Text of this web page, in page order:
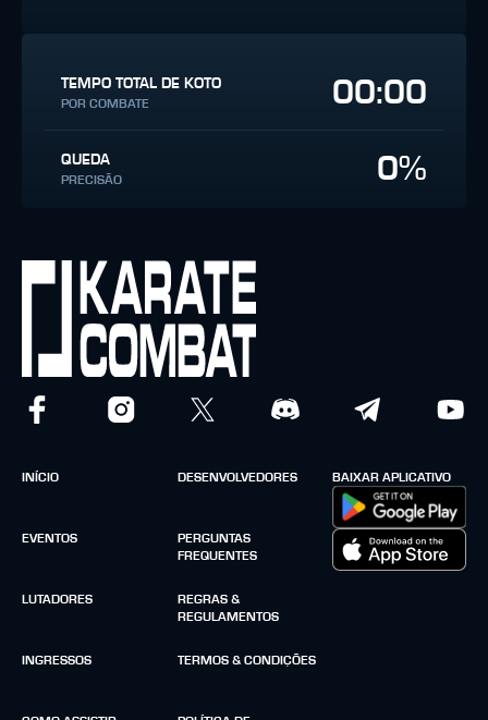
TEMPO TOTAL DE KOTO
POR COMBATE 00:00
QUEDA
PRECISÃO 0%
INÍCIO
EVENTOS
LUTADORES
INGRESSOS
DESENVOLVEDORES
PERGUNTAS
FREQUENTES
REGRAS &
REGULAMENTOS
TERMOS & CONDIÇÕES
BAIXAR APLICATIVO